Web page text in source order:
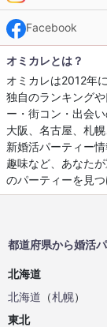
Facebook
オミカレとは？
オミカレは2012年
独自のランキング
ー・街コン・出会
大阪、名古屋、札
新婚活パーティー
趣味など、あなた
のパーティーを見
都道府県から婚活
北海道
北海道 （札幌）
東北